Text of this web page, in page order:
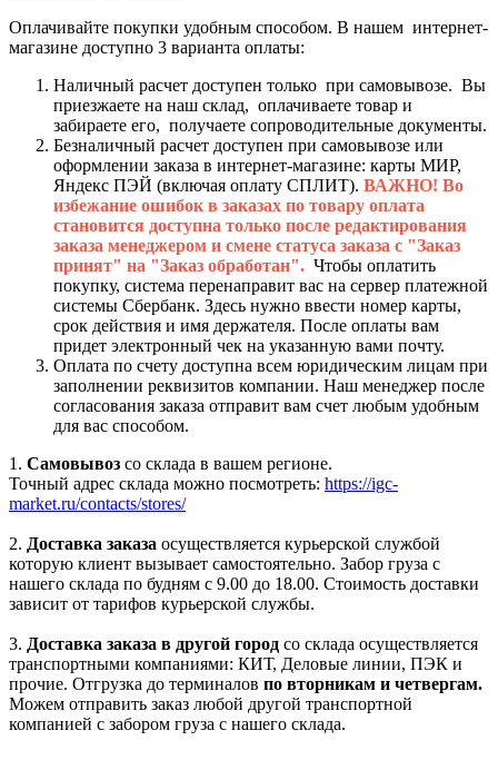
Оплачивайте покупки удобным способом. В нашем интернет-
магазине доступно 3 варианта оплаты:
Наличный расчет доступен только при самовывозе. Вы
приезжаете на наш склад, оплачиваете товар и
забираете его, получаете сопроводительные документы.
Безналичный расчет доступен при самовывозе или
оформлении заказа в интернет-магазине: карты МИР,
Яндекс ПЭЙ (включая оплату СПЛИТ). ВАЖНО! Во
избежание ошибок в заказах по товару оплата
становится доступна только после редактирования
заказа менеджером и смене статуса заказа с "Заказ
принят" на "Заказ обработан". Чтобы оплатить
покупку, система перенаправит вас на сервер платежной
системы Сбербанк. Здесь нужно ввести номер карты,
срок действия и имя держателя. После оплаты вам
придет электронный чек на указанную вами почту.
Оплата по счету доступна всем юридическим лицам при
заполнении реквизитов компании. Наш менеджер после
согласования заказа отправит вам счет любым удобным
для вас способом.
1. Самовывоз со склада в вашем регионе.
Точный адрес склада можно посмотреть: https://igc-
market.ru/contacts/stores/
2. Доставка заказа осуществляется курьерской службой
которую клиент вызывает самостоятельно. Забор груза с
нашего склада по будням с 9.00 до 18.00. Стоимость доставки
зависит от тарифов курьерской службы.
3. Доставка заказа в другой город со склада осуществляется
транспортными компаниями: КИТ, Деловые линии, ПЭК и
прочие. Отгрузка до терминалов по вторникам и четвергам.
Можем отправить заказ любой другой транспортной
компанией с забором груза с нашего склада.